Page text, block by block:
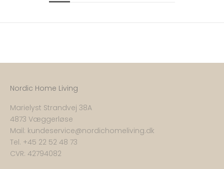
Nordic Home Living
Marielyst Strandvej 38A
4873 Væggerløse
Mail: kundeservice@nordichomeliving.dk
Tel. +45 22 52 48 73
CVR: 42794082